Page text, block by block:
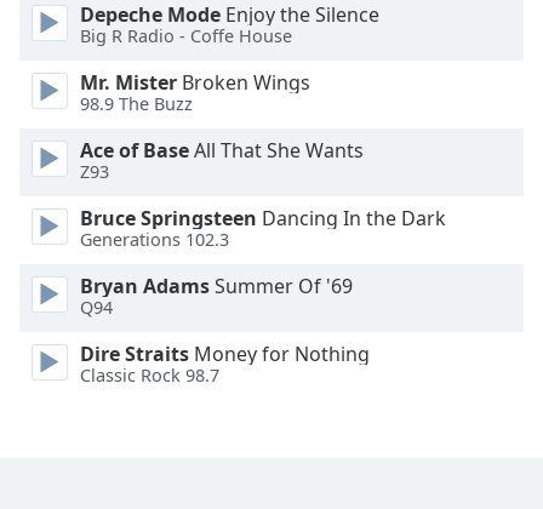
dialog
window.
Depeche Mode Enjoy the Silence
Big R Radio - Coffe House
Mr. Mister Broken Wings
98.9 The Buzz
Ace of BaseAll That She Wants
Z93
Bruce Springsteen Dancing In the Dark
Generations 102.3
Bryan AdamsSummer Of '69
Q94
Dire Straits Money for Nothing
Classic Rock 98.7